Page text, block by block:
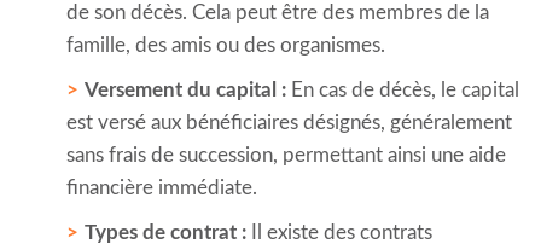
de son décès. Cela peut être des membres de la
famille, des amis ou des organismes.
Versement du capital : En cas de décès, le capital
est versé aux bénéficiaires désignés, généralement
sans frais de succession, permettant ainsi une aide
financière immédiate.
Types de contrat : Il existe des contrats